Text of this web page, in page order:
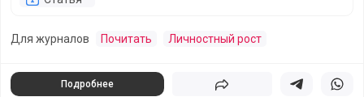
Для журналов Почитать Личностный рост
Подробнее Поделиться Поделиться в